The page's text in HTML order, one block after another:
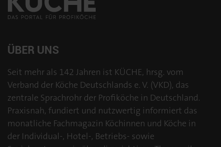
ÜBER UNS
Seit mehr als 142 Jahren ist KÜCHE, hrsg. vom
Verband der Köche Deutschlands e. V. (VKD), das
zentrale Sprachrohr der Profiköche in Deutschland.
Praxisnah, fundiert und nutzwertig informiert das
monatliche Fachmagazin Köchinnen und Köche in
der Individual-, Hotel-, Betriebs- sowie